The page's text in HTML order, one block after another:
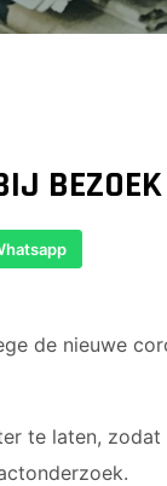
de nieuwe
te laten,